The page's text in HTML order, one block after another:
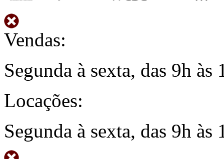
Vendas:
Segunda à sexta, das 9h
Locações:
Segunda à sexta, das 9h